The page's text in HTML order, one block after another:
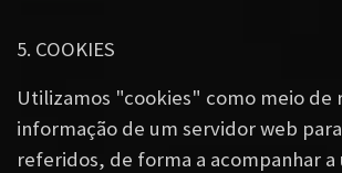
5. COOKIES
Utilizamos "cookies" como meio de
informação de um servidor web
referidos, de forma a acompanhar